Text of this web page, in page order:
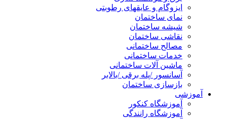
ایزوگام و عایقهای رطوبتی
نمای ساختمان
شیشه ساختمان
نقاشی ساختمان
مصالح ساختمانی
خدمات ساختمانی
ماشین آلات ساختمانی
آسانسور /پله برقی /بالابر
بازسازی ساختمان
آموزشی
آموزشگاه کنکور
آموزشگاه رانندگی